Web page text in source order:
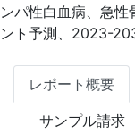
ンパ性白血病、急性
ント予測、2023-
レポート概要
サンプル請求